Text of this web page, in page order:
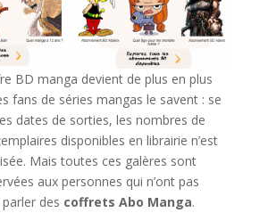
BD manga devient de plus en plus
fans de séries mangas le savent : se
dates de sorties, les nombres de
disponibles en librairie n’est
Mais toutes ces galères sont
aux personnes qui n’ont pas
des coffrets Abo Manga.